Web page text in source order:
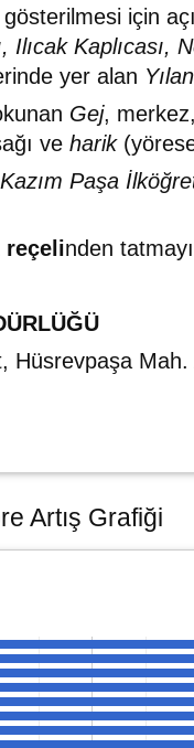
gösterilmesi için
Kaplıcası,
yer alan
Gej,
ve harik
Paşa
reçelinden
Hüsrevpaşa
Artış Grafiği